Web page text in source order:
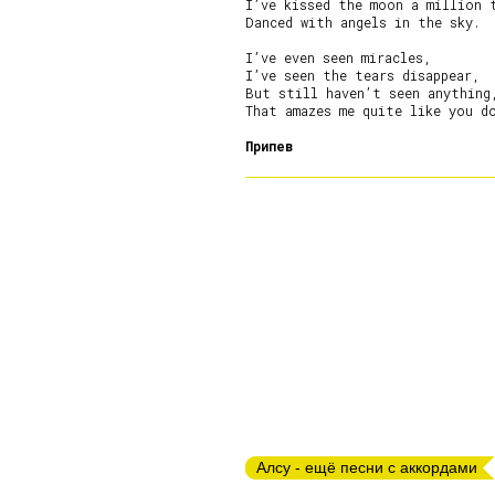
I’ve kissed the moon a million
Danced with angels in the sky.
I’ve even seen miracles,
I’ve seen the tears disappear,
But still haven’t seen anything,
That amazes me quite like you
Припев
Алсу - ещё песни с аккордами